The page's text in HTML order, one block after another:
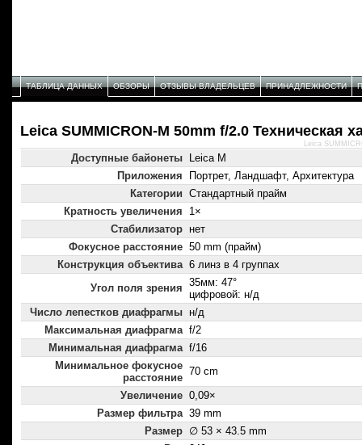
ТАБЛИЦА ДАННЫХ ОБЗОРЫ ОТЗЫВЫ ВЛАДЕЛЬЦЕВ ПРИНАДЛЕЖНОСТИ
Leica SUMMICRON-M 50mm f/2.0 Техническая
Доступные байонеты
Leica M
Приложения
Портрет, Ландшафт, Архитектура
Категории Стандартный прайм
Кратность увеличения
1×
Стабилизатор нет
Фокусное расстояние 50 mm (прайм)
Конструкция объектива 6 линз в 4 группах
Угол поля зрения 35мм: 47°
цифровой: н/д
Число лепестков диафрагмы н/д
Максимальная диафрагма f/2
Минимальная диафрагма f/16
Минимальное фокусное
расстояние
70 cm
Увеличение 0,09×
Размер фильтра 39 mm
Размер ∅ 53 × 43.5 mm
Leica